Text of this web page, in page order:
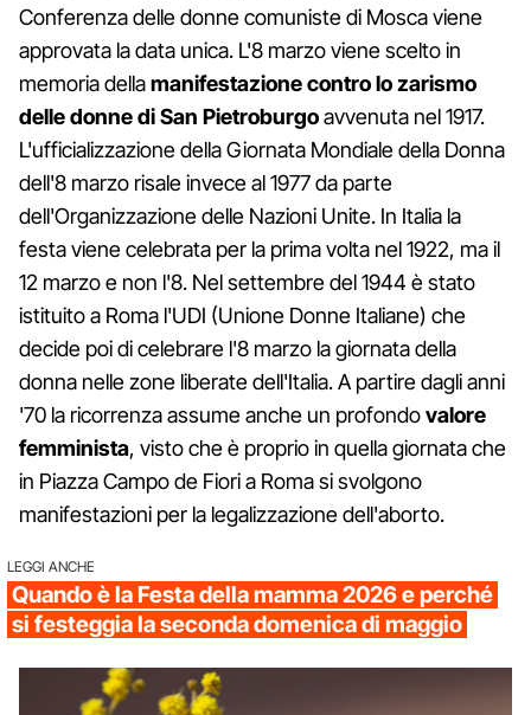
Conferenza delle donne comuniste di Mosca viene
approvata la data unica. L'8 marzo viene scelto in
memoria dellamanifestazione contro lo zarismo
delle donne di San Pietroburgoavvenuta nel 1917.
L'ufficializzazione della Giornata Mondiale della Donna
dell'8 marzo risale invece al 1977 da parte
dell'Organizzazione delle Nazioni Unite. In Italia la
festa viene celebrata per la prima volta nel 1922, ma il
12 marzo e non l'8. Nel settembre del 1944 è stato
istituito a Roma l'UDI (Unione Donne Italiane) che
decide poi di celebrare l'8 marzo la giornata della
donna nelle zone liberate dell'Italia. A partire dagli anni
'70 la ricorrenza assume anche un profondovalore
femminista, visto che è proprio in quella giornata che
in Piazza Campo de Fiori a Roma si svolgono
manifestazioni per la legalizzazione dell'aborto.
LEGGI ANCHE
Quando è la Festa della mamma 2026 e perché
si festeggia la seconda domenica di maggio